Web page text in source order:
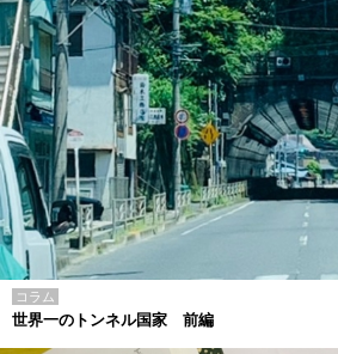
コラム
世界一のトンネル国家 前編